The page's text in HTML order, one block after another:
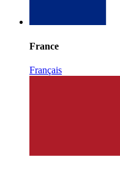
France
Français